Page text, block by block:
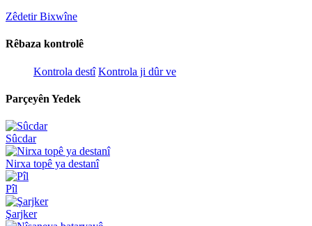
Zêdetir Bixwîne
Rêbaza kontrolê
Kontrola destî Kontrola ji dûr ve
Parçeyên Yedek
Sûcdar
Nirxa topê ya destanî
Pîl
Şarjker